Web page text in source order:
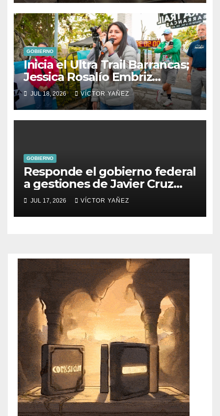
GOBIERNO
Inicia el Ultra Trail Barrancas;
Jessica Rosalío Embriz
impulsa el deporte y el
turismo en Ixtapan de la Sal
JUL 18, 2026 VÍCTOR YAÑEZ
GOBIERNO
Responde el gobierno federal
a gestiones de Javier Cruz
Jaramillo
JUL 17, 2026 VÍCTOR YAÑEZ